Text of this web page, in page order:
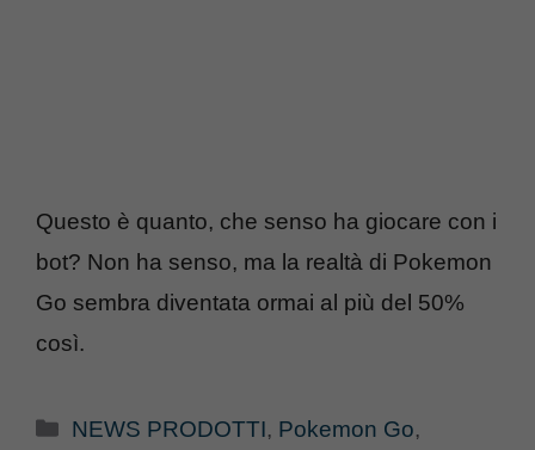
Questo è quanto, che senso ha giocare con i
bot? Non ha senso, ma la realtà di Pokemon
Go sembra diventata ormai al più del 50%
così.
Categorie
NEWS PRODOTTI, Pokemon Go,